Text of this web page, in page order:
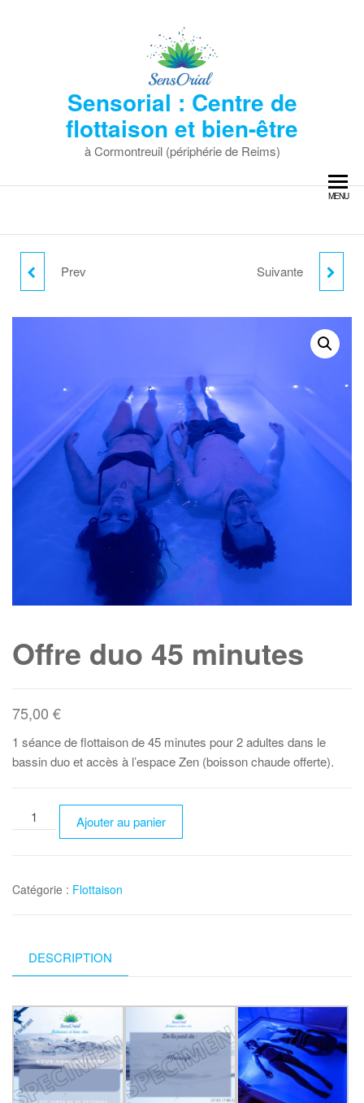
Sensorial : Centre de
flottaison et bien-être
à Cormontreuil (périphérie de Reims)
MENU
PACK DE 5 SÉANCES
Prev OFFRE DUO 1HSuivante
Offre duo 45 minutes
75,00 €
1 séance de flottaison de 45 minutes pour 2 adultes dans le
bassin duo et accès à l’espace Zen (boisson chaude offerte).
quantité
de
45
Ajouter au panier
Catégorie : Flottaison
DESCRIPTION